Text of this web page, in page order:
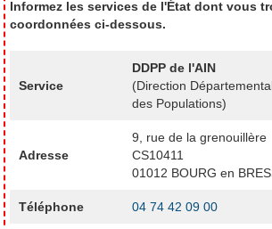
Informez les services de l'État dont vous
coordonnées ci-dessous.
Service
DDPP de l'AIN
(Direction
des Populations)
Adresse
9, rue de la grenouillère
CS10411
01012 BOURG en
Téléphone 04 74 42 09 00